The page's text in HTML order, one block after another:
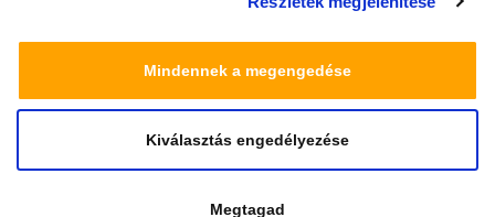
amelyeket Ön adott meg számukra vagy az Ön által
használt más szolgáltatásokból gyűjtöttek.
Mindennek a megengedése
Kiválasztás engedélyezése
Megtagad